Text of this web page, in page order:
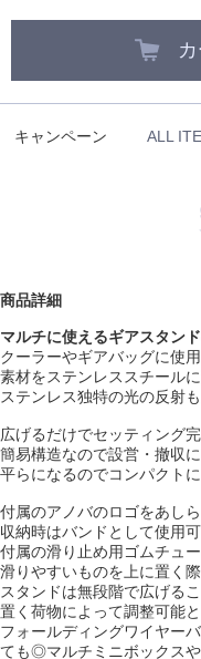
キャンペーン ALL
商品詳細
マルチに使えるギアスタン
クーラーやギアバッグに使用
素材をステンレススチール
ステンレス独特の光の反射
広げるだけでセッティング完
簡易構造なので設営・撤収に
平らになるのでコンパクトに
付属のアノバのロゴをあし
収納時はバンドとして使用可
付属の滑り止め用ゴムチュ
滑りやすいものを上に置く
スタンドは無段階で広げる
置く荷物によって調整可能と
フォールディングワイヤー
ても◎マルチミニボックスや